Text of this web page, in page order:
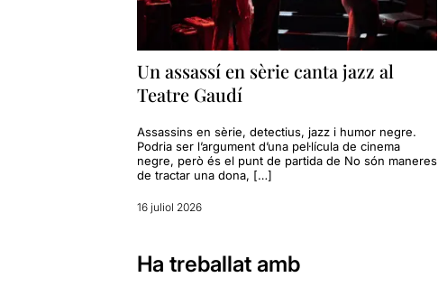
Un assassí en sèrie canta jazz al
Teatre Gaudí
Assassins en sèrie, detectius, jazz i humor negre.
Podria ser l’argument d’una pel·lícula de cinema
negre, però és el punt de partida de No són maneres
de tractar una dona, […]
16 juliol 2026
Ha treballat amb